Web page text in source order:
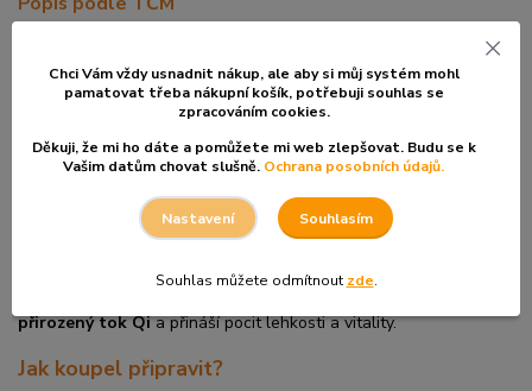
která zodpovídají za
tok energie Qi a krev (Xue) v těle.
Stagnace v těchto drahách může vést k únavě, napětí a
Kopřivapodporuje proudění Qi a odvádí vlhkost,břízačistí krev a
, které jsou klíčové pro vylučování
toxinů. Měsíček posiluje regeneraci a zklidňuje dráhy plic (Fei),
zatímco přeslička posiluje dráhu ledvin (Shen) a podporuje
přirozený tok Qia přináší pocit lehkosti a vitality.
Jak koupel připravit?
Chci Vám vždy usnadnit nákup, ale aby si můj systém mohl
pamatovat třeba nákupní košík, potřebuji souhlas se
zpracováním cookies.
Děkuji, že mi ho dáte a pomůžete mi web zlepšovat. Budu se k
Vašim datům chovat slušně. Ochrana posobních údajů.
Nastavení Souhlasím
Souhlas můžete odmítnout zde.